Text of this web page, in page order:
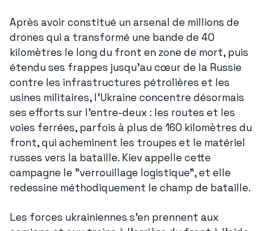
Après avoir constitué un arsenal de millions de
drones qui a transformé une bande de 40
kilomètres le long du front en zone de mort, puis
étendu ses frappes jusqu'au cœur de la Russie
contre les infrastructures pétrolières et les
usines militaires, l'Ukraine concentre désormais
ses efforts sur l'entre-deux : les routes et les
voies ferrées, parfois à plus de 160 kilomètres du
front, qui acheminent les troupes et le matériel
russes vers la bataille. Kiev appelle cette
campagne le "verrouillage logistique", et elle
redessine méthodiquement le champ de bataille.
Les forces ukrainiennes s'en prennent aux